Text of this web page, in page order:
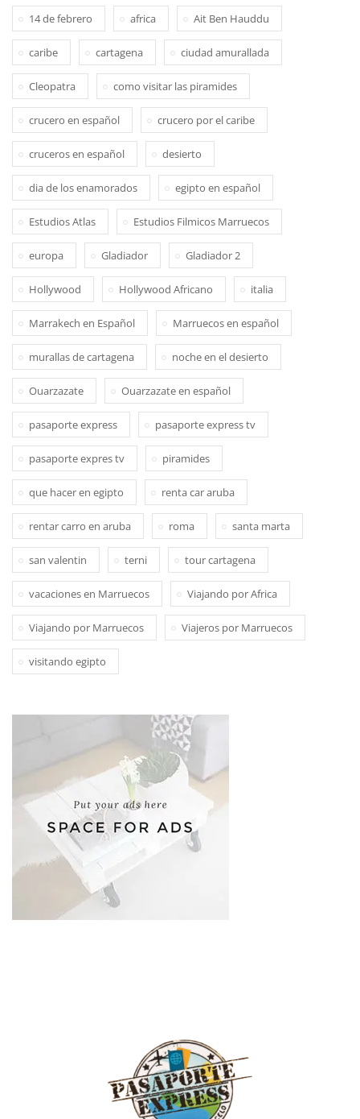
14 de febrero africa Ait Ben Hauddu
caribe cartagena ciudad amurallada
Cleopatra como visitar las piramides
crucero en español crucero por el caribe
cruceros en español desierto
dia de los enamorados egipto en español
Estudios Atlas Estudios Filmicos Marruecos
europa Gladiador Gladiador 2
Hollywood Hollywood Africano italia
Marrakech en Español Marruecos en español
murallas de cartagena noche en el desierto
Ouarzazate Ouarzazate en español
pasaporte express pasaporte express tv
pasaporte expres tv piramides
que hacer en egipto renta car aruba
rentar carro en aruba roma santa marta
san valentin terni tour cartagena
vacaciones en Marruecos Viajando por Africa
Viajando por Marruecos Viajeros por Marruecos
visitando egipto